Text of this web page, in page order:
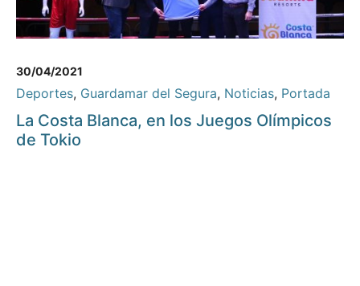
30/04/2021
Deportes, Guardamar del Segura, Noticias, Portada
La Costa Blanca, en los Juegos Olímpicos
de Tokio